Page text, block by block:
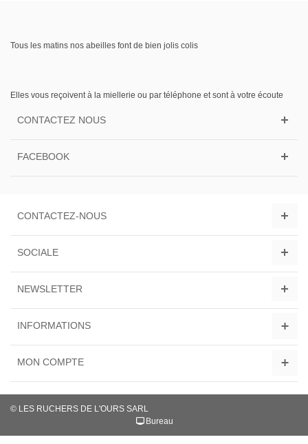
Tous les matins nos abeilles font de bien jolis colis
Elles vous reçoivent à la miellerie ou par téléphone et sont à votre écoute
CONTACTEZ NOUS
FACEBOOK
CONTACTEZ-NOUS
SOCIALE
NEWSLETTER
INFORMATIONS
MON COMPTE
© LES RUCHERS DE L'OURS SARL
Bureau